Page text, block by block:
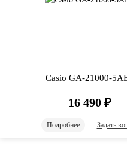
Casio GA-21000-
16 490 ₽
Подробнее Задать